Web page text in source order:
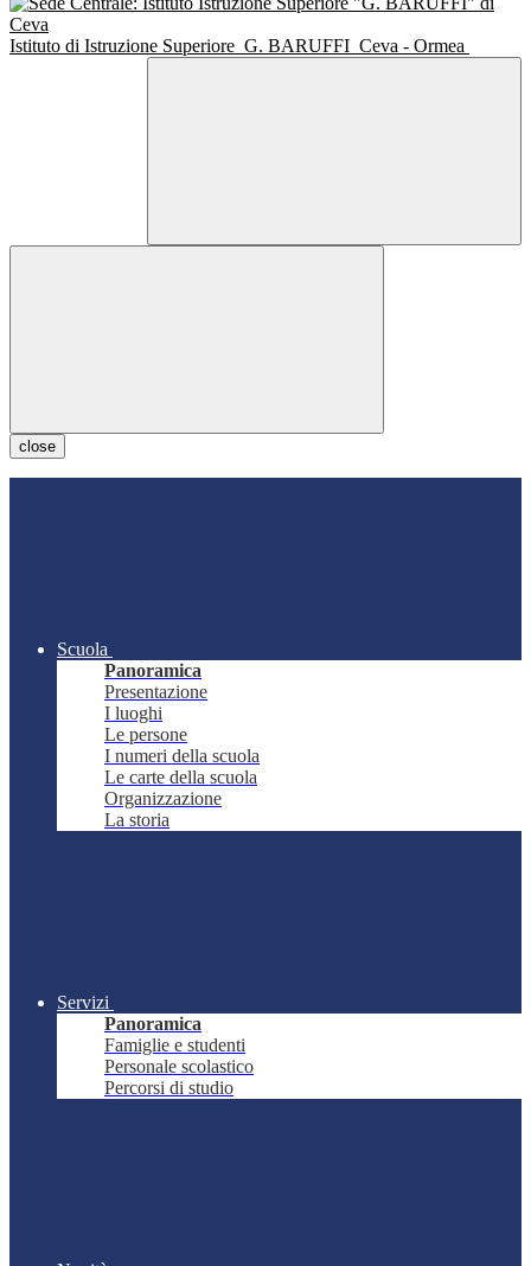
Istituto di Istruzione Superiore G. BARUFFI Ceva - Ormea
close
Scuola
Panoramica
Presentazione
I luoghi
Le persone
I numeri della scuola
Le carte della scuola
Organizzazione
La storia
Servizi
Panoramica
Famiglie e studenti
Personale scolastico
Percorsi di studio